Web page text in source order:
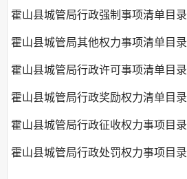
霍山县城管局行政强制事项清单目录
霍山县城管局其他权力事项清单目录
霍山县城管局行政许可事项清单目录
霍山县城管局行政奖励权力清单目录
霍山县城管局行政征收权力事项目录
霍山县城管局行政处罚权力事项目录